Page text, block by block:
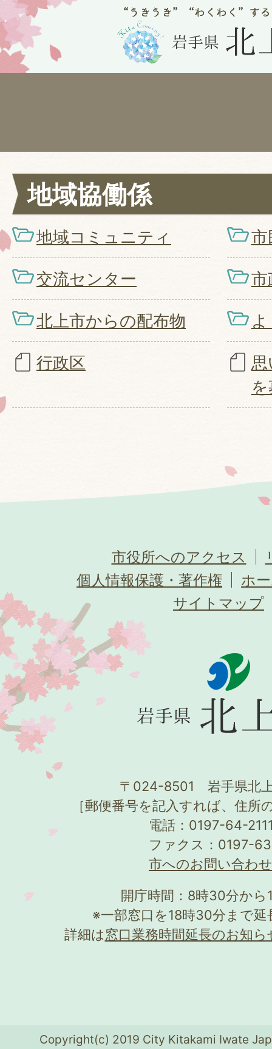
地域協働係
地域コミュニティ 市
交流センター 市
北上市からの配布物
行政区
市役所へのアクセス
個人情報保護・著作権
ホ
サイトマップ
〒024-8501 岩手県北
［郵便番号を記入すれば、住所
電話：0197-64-
ファクス：0197-
市へのお問い合わ
開庁時間：8時30分か
※一部窓口を18時30分まで
詳細は窓口業務時間延長のお知ら
Copyright(c) 2019 City Kitakami Iwate